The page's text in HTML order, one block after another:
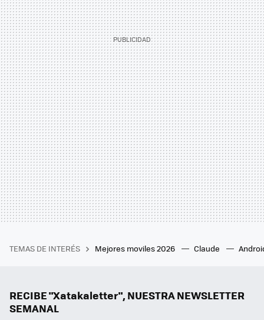
TEMAS DE INTERÉS Mejores moviles 2026 Claude
RECIBE "Xatakaletter", NUESTRA NEWSLETTER
SEMANAL